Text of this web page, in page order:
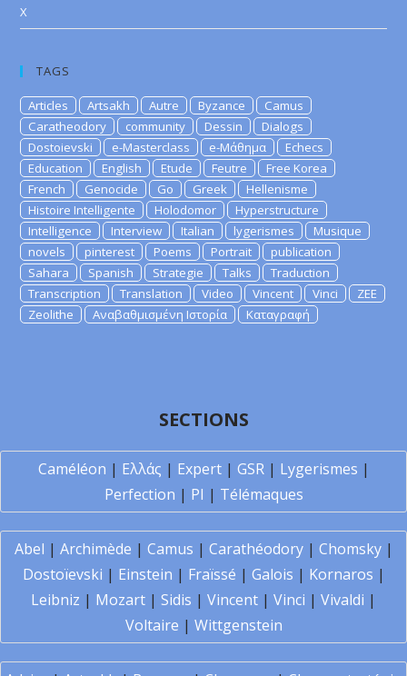
X
TAGS
Articles Artsakh Autre Byzance
Camus
Caratheodory
community Dessin
Dialogs
Dostoievski
e-Masterclass e-Μάθημα
Echecs
Education
English Etude Feutre
Free Korea
French
Genocide Go Greek
Hellenisme
Histoire Intelligente
Holodomor
Hyperstructure
Intelligence
Interview Italian lygerismes
Musique
novels
pinterest Poems Portrait
publication
Sahara
Spanish Strategie Talks
Traduction
Transcription
Translation Video Vincent Vinci
ZEE
Zeolithe
Αναβαθμισμένη Ιστορία Καταγραφή
SECTIONS
Caméléon | Ελλάς | Expert| GSR| Lygerismes |
Perfection | PI | Télémaques
Abel | Archimède | Camus | Carathéodory| Chomsky|
Dostoïevski | Einstein | Fraïssé | Galois | Kornaros |
Leibniz | Mozart | Sidis | Vincent | Vinci | Vivaldi |
Voltaire | Wittgenstein